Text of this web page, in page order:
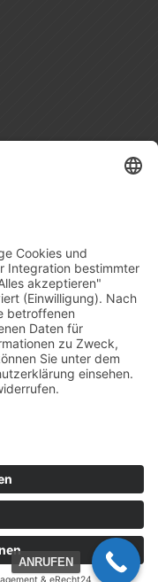
den Adobe Acrobat
ANRUFEN